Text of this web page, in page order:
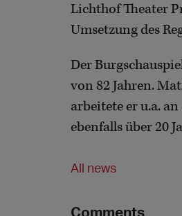
Lichthof Theater
Umsetzung des
Der
von 82 Jahren.
arbeitete er u.a.
ebenfalls über 20
All news
Comments